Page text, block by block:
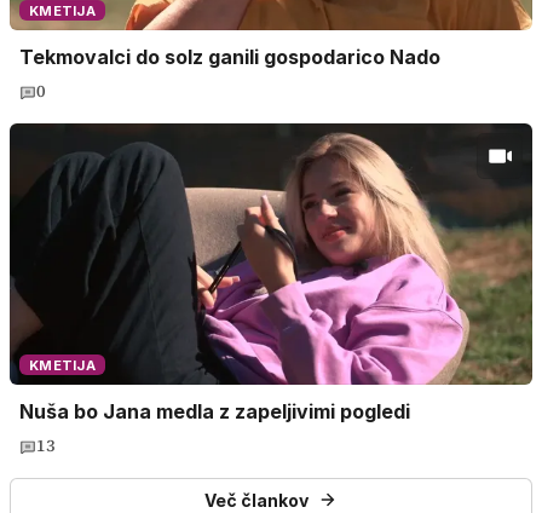
KMETIJA
Tekmovalci do solz ganili gospodarico Nado
0
KMETIJA
Nuša bo Jana medla z zapeljivimi pogledi
13
Več člankov